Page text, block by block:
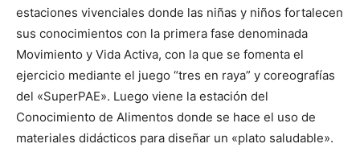
estaciones vivenciales donde las niñas y niños fortalecen
sus conocimientos con la primera fase denominada
Movimiento y Vida Activa, con la que se fomenta el
ejercicio mediante el juego “tres en raya” y coreografías
del «SuperPAE». Luego viene la estación del
Conocimiento de Alimentos donde se hace el uso de
materiales didácticos para diseñar un «plato saludable».